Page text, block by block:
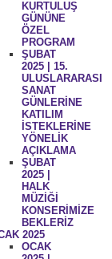
KURTULUŞ
GÜNÜNE
ÖZEL
PROGRAM
ŞUBAT
2025 | 15.
ULUSLARARASI
SANAT
GÜNLERİNE
KATILIM
İSTEKLERİNE
YÖNELİK
AÇIKLAMA
ŞUBAT
2025 |
HALK
MÜZİĞİ
KONSERİMİZE
BEKLERİZ
2025
OCAK